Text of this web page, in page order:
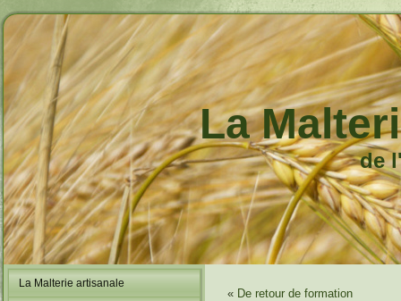
La
de
La Malterie artisanale
« De retour de formation